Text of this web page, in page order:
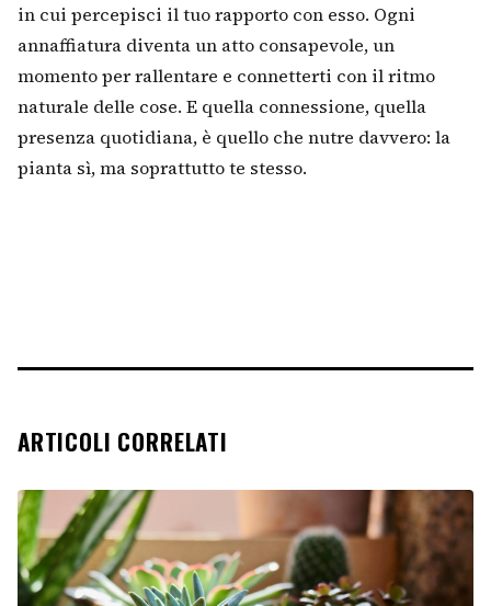
in cui percepisci il tuo rapporto con esso. Ogni
annaffiatura diventa un atto consapevole, un
momento per rallentare e connetterti con il ritmo
naturale delle cose. E quella connessione, quella
presenza quotidiana, è quello che nutre davvero: la
pianta sì, ma soprattutto te stesso.
ARTICOLI CORRELATI